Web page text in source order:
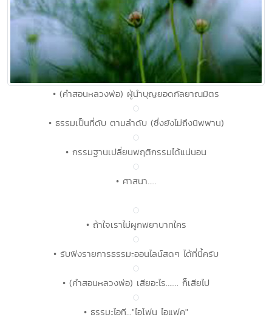
• (คำสอนหลวงพ่อ) ผู้นำบุญยอดกัลยาณมิตร
• ธรรมเป็นที่ดับ ตามลำดับ (ซึ่งยังไม่ถึงนิพพาน)
• กรรมฐานเปลี่ยนพฤติกรรมได้แน่นอน
• ศาสนา.....
• ถ้าใจเราไม่ผูกพยาบาทใคร
• รับฟังรายการธรรมะออนไลน์สดๆ ได้ที่นี้ครับ
• (คำสอนหลวงพ่อ) เสียอะไร....... ก็เสียไป
• ธรรมะไอที..."ไอโฟน ไอแฟค"